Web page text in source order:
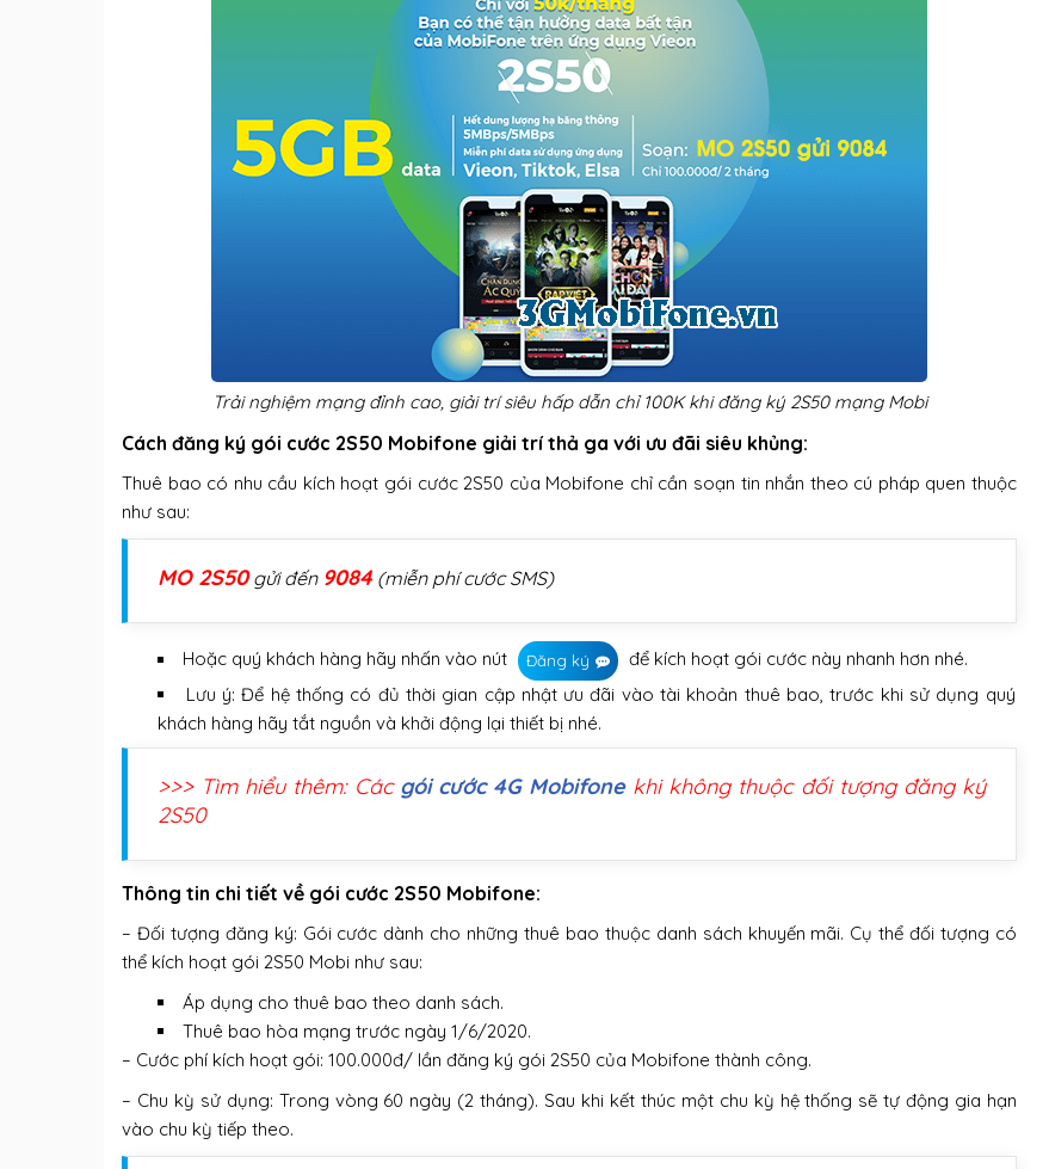
Trải nghiệm mạng đỉnh cao, giải trí siêu hấp dẫn chỉ 100K khi đăng ký 2S50 mạng Mobi
Cách đăng ký gói cước 2S50 Mobifone giải trí thả ga với ưu đãi siêu khủng:
Thuê bao có nhu cầu kích hoạt gói cước 2S50 của Mobifone chỉ cần soạn tin nhắn theo cú pháp quen thuộc
như sau:
MO 2S50gửi đến 9084(miễn phí cước SMS)
Hoặc quý khách hàng hãy nhấn vào nút Đăng ký
để kích hoạt gói cước này nhanh hơn nhé.
Lưu ý: Để hệ thống có đủ thời gian cập nhật ưu đãi vào tài khoản thuê bao, trước khi sử dụng quý
khách hàng hãy tắt nguồn và khởi động lại thiết bị nhé.
>>> Tìm hiểu thêm: Các gói cước 4G Mobifone khi không thuộc đối tượng đăng ký
2S50
Thông tin chi tiết về gói cước 2S50 Mobifone:
– Đối tượng đăng ký: Gói cước dành cho những thuê bao thuộc danh sách khuyến mãi. Cụ thể đối tượng có
thể kích hoạt gói 2S50 Mobi như sau:
Áp dụng cho thuê bao theo danh sách.
Thuê bao hòa mạng trước ngày 1/6/2020.
– Cước phí kích hoạt gói: 100.000đ/ lần đăng ký gói 2S50 của Mobifone thành công.
– Chu kỳ sử dụng: Trong vòng 60 ngày (2 tháng). Sau khi kết thúc một chu kỳ hệ thống sẽ tự động gia hạn
vào chu kỳ tiếp theo.